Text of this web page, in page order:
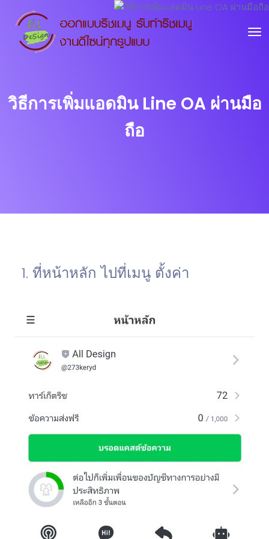
วิธีการเพิ่มแอดมิน Line OA ผ่านมือ
ถือ
ที่หน้าหลัก ไปที่เมนู ตั้งค่า